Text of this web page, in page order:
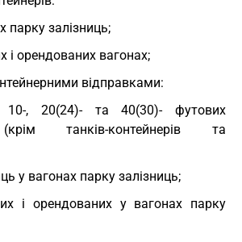
парку залізниць;
і орендованих вагонах;
відправками:
10-, 20(24)- та 40(30)- футових
танків-контейнерів та
у вагонах парку залізниць;
і орендованих у вагонах парку